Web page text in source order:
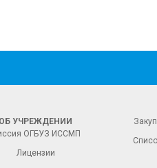
ОБ УЧРЕЖДЕНИИ
ОГБУЗ ИССМП
Лицензии